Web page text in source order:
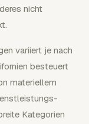
nicht
variiert je nach
besteuert
materiellem
Kategorien